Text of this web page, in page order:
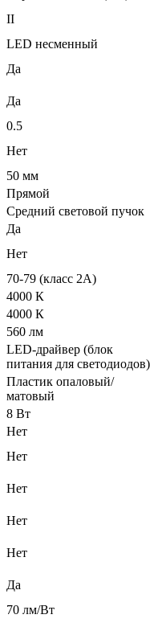
II
LED несменный
Да
Да
0.5
Нет
50 мм
Прямой
Средний световой пучок
Да
Нет
70-79 (класс 2А)
4000 К
4000 К
560 лм
LED-драйвер (блок
питания для светодиодов)
Пластик опаловый/
матовый
8 Вт
Нет
Нет
Нет
Нет
Нет
Да
70 лм/Вт